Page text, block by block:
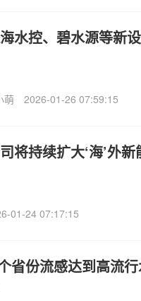
水控、碧水源等新
萌 2026-01-26 07:59:15
将持续扩大‘海’外
01-24 07:17:15
省份流感达到高流